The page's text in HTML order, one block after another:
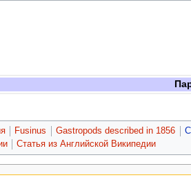
Fusinus Gastropods described in 1856
Статья из Английской Википедии